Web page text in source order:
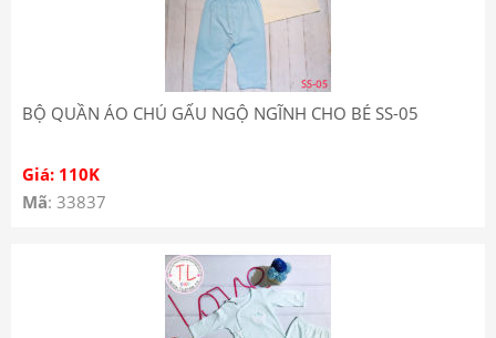
BỘ QUẦN ÁO CHÚ GẤU NGỘ NGĨNH CHO BÉ SS-05
Giá: 110K
Mã: 33837